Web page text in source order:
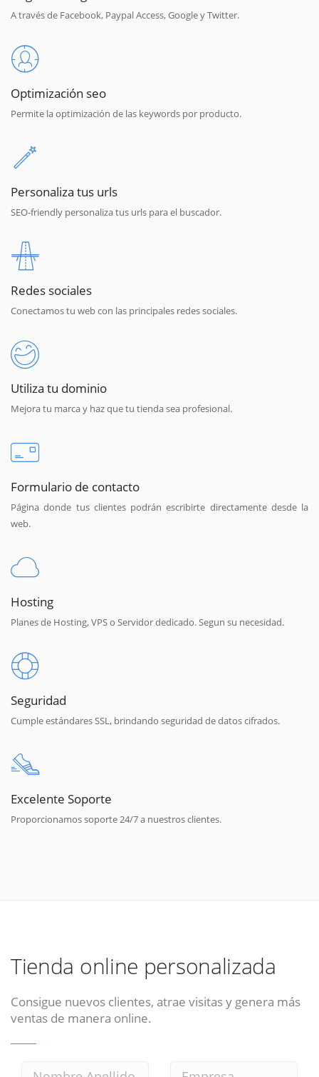
A través de Facebook, Paypal Access, Google y Twitter.
Optimización seo
Permite la optimización de las keywords por producto.
Personaliza tus urls
SEO-friendly personaliza tus urls para el buscador.
Redes sociales
Conectamos tu web con las principales redes sociales.
Utiliza tu dominio
Mejora tu marca y haz que tu tienda sea profesional.
Formulario de contacto
Página donde tus clientes podrán escribirte directamente desde la
web.
Hosting
Planes de Hosting, VPS o Servidor dedicado. Segun su necesidad.
Seguridad
Cumple estándares SSL, brindando seguridad de datos cifrados.
Excelente Soporte
Proporcionamos soporte 24/7 a nuestros clientes.
Tienda online personalizada
Consigue nuevos clientes, atrae visitas y genera más
ventas de manera online.